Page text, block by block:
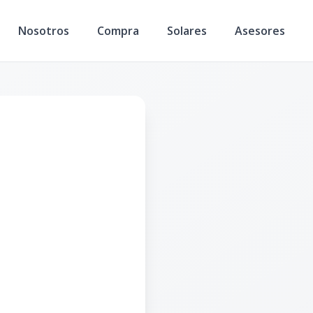
Nosotros Compra Solares Asesores